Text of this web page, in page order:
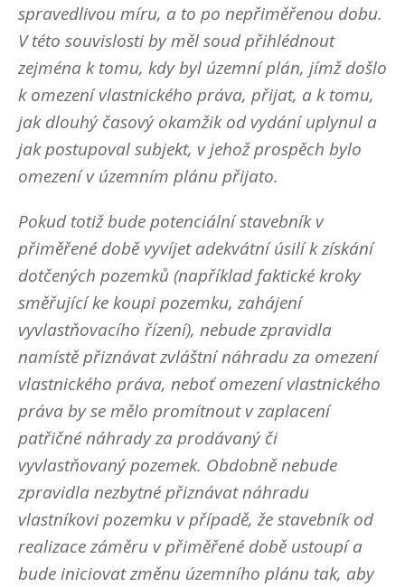
spravedlivou míru, a to po nepřiměřenou dobu.
V této souvislosti by měl soud přihlédnout
zejména k tomu, kdy byl územní plán, jímž došlo
k omezení vlastnického práva, přijat, a k tomu,
jak dlouhý časový okamžik od vydání uplynul a
jak postupoval subjekt, v jehož prospěch bylo
omezení v územním plánu přijato.
Pokud totiž bude potenciální stavebník v
přiměřené době vyvíjet adekvátní úsilí k získání
dotčených pozemků (například faktické kroky
směřující ke koupi pozemku, zahájení
vyvlastňovacího řízení), nebude zpravidla
namístě přiznávat zvláštní náhradu za omezení
vlastnického práva, neboť omezení vlastnického
práva by se mělo promítnout v zaplacení
patřičné náhrady za prodávaný či
vyvlastňovaný pozemek. Obdobně nebude
zpravidla nezbytné přiznávat náhradu
vlastníkovi pozemku v případě, že stavebník od
realizace záměru v přiměřené době ustoupí a
bude iniciovat změnu územního plánu tak, aby